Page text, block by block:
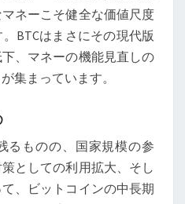
ネーこそ健全な価値尺度
BTCはまさにその現代版
、マネーの機能見直しの
集まっています。
るものの、国家規模の参
としての利用拡大、そし
、ビットコインの中長期